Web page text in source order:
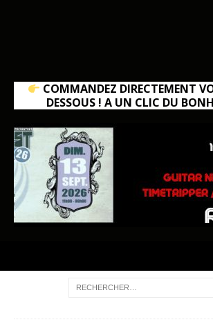
COMMANDEZ DIRECTEMENT
DESSOUS ! A UN CLIC DU